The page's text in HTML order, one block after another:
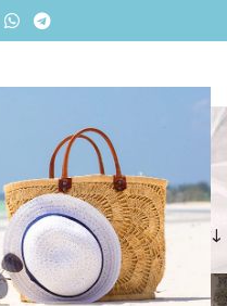
la mariée
affaires la mariée/